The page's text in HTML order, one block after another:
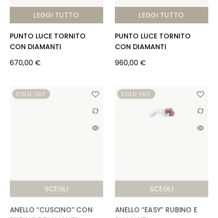
LEGGI TUTTO
PUNTO LUCE TORNITO
CON DIAMANTI
670,00 €
LEGGI TUTTO
PUNTO LUCE TORNITO
CON DIAMANTI
960,00 €
SOLD OUT
SCEGLI
ANELLO “CUSCINO” CON
SOLD OUT
SCEGLI
ANELLO “EASY” RUBINO E